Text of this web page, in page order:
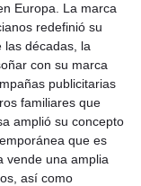
Europa. La marca
redefinió su
las décadas, la
con su marca
publicitarias
familiares que
amplió su concepto
que es
vende una amplia
así como